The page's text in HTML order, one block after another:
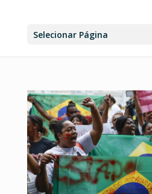
Selecionar Página